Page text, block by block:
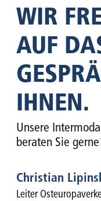
WIR
AUF
IHNEN.
Unsere
beraten Sie
Christian
Leiter